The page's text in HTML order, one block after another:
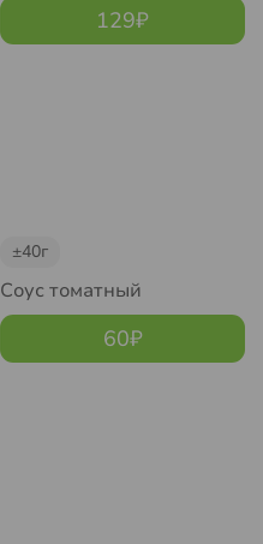
129₽
±40г
Соус томатный
60₽